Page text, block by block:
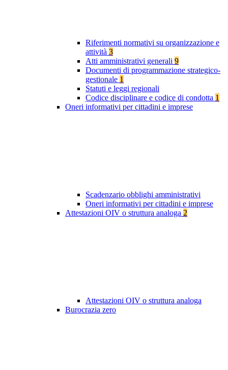
Riferimenti normativi su organizzazione e
attività 3
Atti amministrativi generali 9
Documenti di programmazione strategico-
gestionale 1
Statuti e leggi regionali
Codice disciplinare e codice di condotta 1
Oneri informativi per cittadini e imprese
Scadenzario obblighi amministrativi
Oneri informativi per cittadini e imprese
Attestazioni OIV o struttura analoga 2
Attestazioni OIV o struttura analoga
Burocrazia zero